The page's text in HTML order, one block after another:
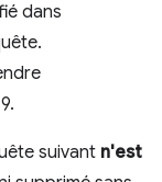
dans
suivant n'est